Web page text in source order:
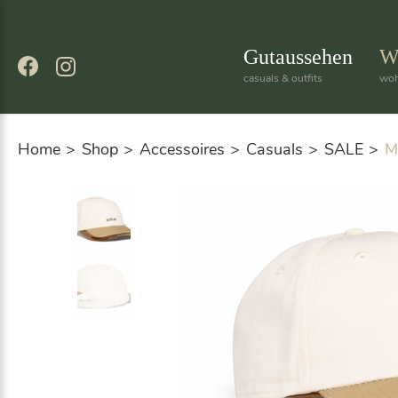
Gutaussehen
casuals & outfits
Home Shop Accessoires Casuals SALE